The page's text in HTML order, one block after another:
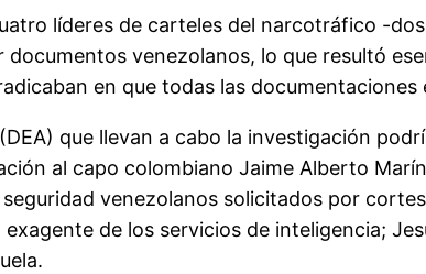
líderes de carteles del narcotráfico -
venezolanos, lo que resultó
en que todas las
que llevan a cabo la investigación
al capo colombiano Jaime Alberto
venezolanos solicitados por
de los servicios de inteligencia;